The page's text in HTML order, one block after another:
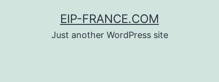
EIP-FRANCE.COM
Just another WordPress site